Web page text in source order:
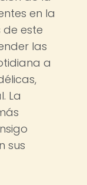
en la
de este
las
a
La
sus